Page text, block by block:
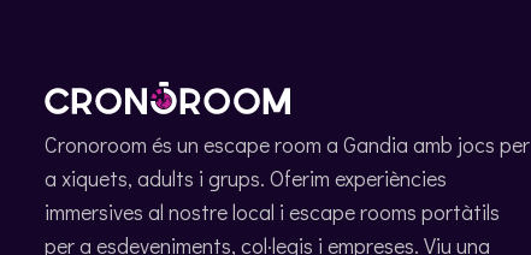
Cronoroom és un escape room a Gandia amb jocs per
a xiquets, adults i grups. Oferim experiències
immersives al nostre local i escape rooms portàtils
per a esdeveniments, col·legis i empreses. Viu una